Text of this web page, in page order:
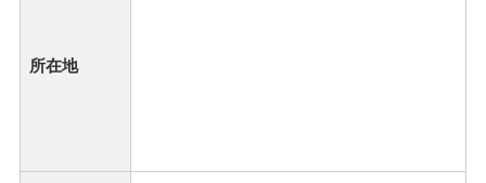
所在地